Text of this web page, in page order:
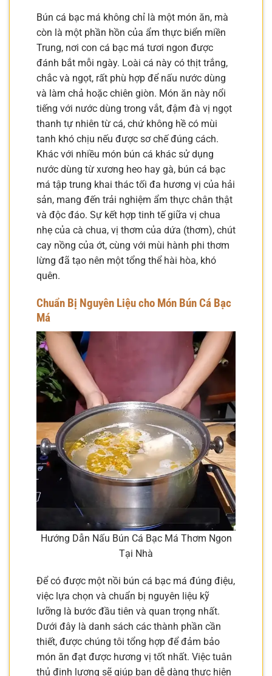
Bún cá bạc má không chỉ là một món ăn, mà
còn là một phần hồn của ẩm thực biển miền
Trung, nơi con cá bạc má tươi ngon được
đánh bắt mỗi ngày. Loài cá này có thịt trắng,
chắc và ngọt, rất phù hợp để nấu nước dùng
và làm chả hoặc chiên giòn. Món ăn này nổi
tiếng với nước dùng trong vắt, đậm đà vị ngọt
thanh tự nhiên từ cá, chứ không hề có mùi
tanh khó chịu nếu được sơ chế đúng cách.
Khác với nhiều món bún cá khác sử dụng
nước dùng từ xương heo hay gà, bún cá bạc
má tập trung khai thác tối đa hương vị của hải
sản, mang đến trải nghiệm ẩm thực chân thật
và độc đáo. Sự kết hợp tinh tế giữa vị chua
nhẹ của cà chua, vị thơm của dứa (thơm), chút
cay nồng của ớt, cùng với mùi hành phi thơm
lừng đã tạo nên một tổng thể hài hòa, khó
quên.
Chuẩn Bị Nguyên Liệu cho Món Bún Cá Bạc
Má
Hướng Dẫn Nấu Bún Cá Bạc Má Thơm Ngon
Tại Nhà
Để có được một nồi bún cá bạc má đúng điệu,
việc lựa chọn và chuẩn bị nguyên liệu kỹ
lưỡng là bước đầu tiên và quan trọng nhất.
Dưới đây là danh sách các thành phần cần
thiết, được chúng tôi tổng hợp để đảm bảo
món ăn đạt được hương vị tốt nhất. Việc tuân
thủ định lượng sẽ giúp bạn dễ dàng thực hiện